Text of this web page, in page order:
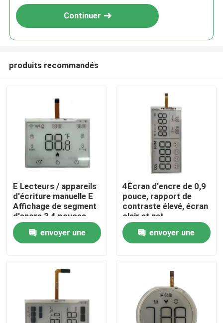
Accueil
Produits
À propos de nous
Continuer
produits recommandés
E Lecteurs / appareils
d'écriture manuelle E
Affichage de segment
d'encre 3,4 pouces
envoyer une
4Écran d'encre de 0,9
pouce, rapport de
contraste élevé, écran
clair et net
envoyer une